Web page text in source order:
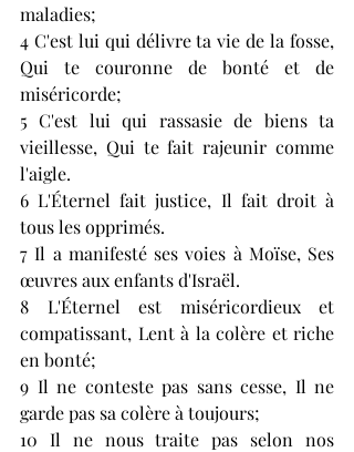
maladies;
4 C'est lui qui délivre ta vie de la fosse,
Qui te couronne de bonté et de
miséricorde;
5 C'est lui qui rassasie de biens ta
vieillesse, Qui te fait rajeunir comme
l'aigle.
6 L'Éternel fait justice, Il fait droit à
tous les opprimés.
7 Il a manifesté ses voies à Moïse, Ses
œuvres aux enfants d'Israël.
8 L'Éternel est miséricordieux et
compatissant, Lent à la colère et riche
en bonté;
9 Il ne conteste pas sans cesse, Il ne
garde pas sa colère à toujours;
10 Il ne nous traite pas selon nos